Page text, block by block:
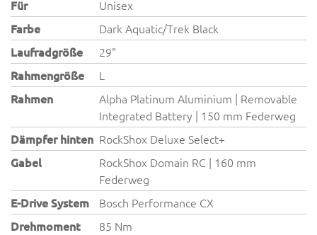
Für
Unisex
Farbe
Dark Aquatic/Trek Black
Laufradgröße
29"
Rahmengröße
L
Rahmen
Alpha Platinum Aluminium | Removable
Integrated Battery | 150 mm Federweg
Dämpfer hinten RockShox Deluxe Select+
Gabel
RockShox Domain RC | 160 mm
Federweg
E-Drive System
Bosch Performance CX
Drehmoment
85 Nm